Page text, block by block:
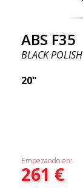
ABS F35
BLACK POLISH
20"
Empezando en:
261 €